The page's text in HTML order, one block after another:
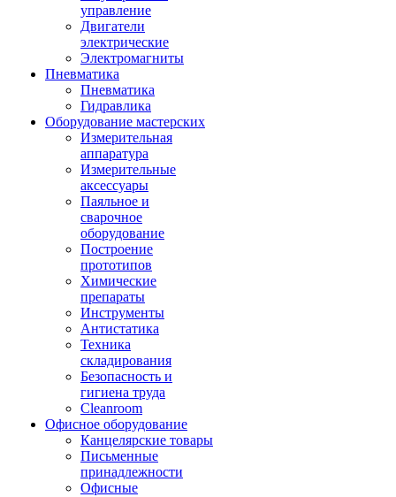
управление
Двигатели
электрические
Электромагниты
Пневматика
Пневматика
Гидравлика
Оборудование мастерских
Измерительная
аппаратура
Измерительные
аксессуары
Паяльное и
сварочное
оборудование
Построение
прототипов
Химические
препараты
Инструменты
Aнтистатика
Техника
складирования
Безопасность и
гигиена труда
Cleanroom
Офисное оборудование
Канцелярские товары
Письменные
принадлежности
Офисные